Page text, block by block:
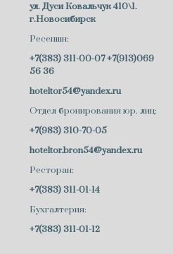
ул. Дуси Ковальчук 410\1.
г.Новосибирск
Ресепшн:
+7(383) 311-00-07+7(913)069
56 36
hoteltor54@yandex.ru
Отдел бронирования юр. лиц:
+7(983) 310-70-05
hoteltor.bron54@yandex.ru
Ресторан:
+7(383) 311-01-14
Бухгалтерия:
+7(383) 311-01-12